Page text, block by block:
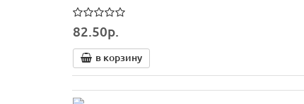
82.50р.
в корзину